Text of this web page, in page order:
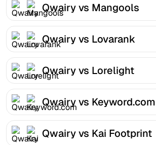
Qwairy vs Mangools
Qwairy vs Lovarank
Qwairy vs Lorelight
Qwairy vs Keyword.com
Qwairy vs Kai Footprint